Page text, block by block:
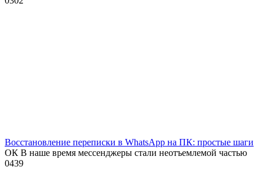
Восстановление переписки в WhatsApp на ПК: простые шаги
ОК В наше время мессенджеры стали неотъемлемой частью
0439